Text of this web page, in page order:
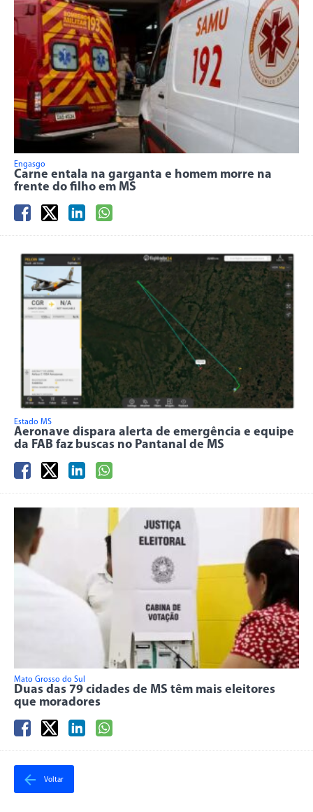
Engasgo
Carne entala na garganta e homem morre na
frente do filho em MS
Estado MS
Aeronave dispara alerta de emergência e equipe
da FAB faz buscas no Pantanal de MS
Mato Grosso do Sul
Duas das 79 cidades de MS têm mais eleitores
que moradores
Voltar